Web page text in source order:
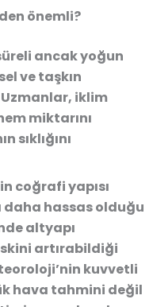
önemli?
ancak yoğun
ve taşkın
iklim
miktarını
sıklığını
coğrafi yapısı
daha hassas olduğu
altyapı
artırabildiği
kuvvetli
hava tahmini değil